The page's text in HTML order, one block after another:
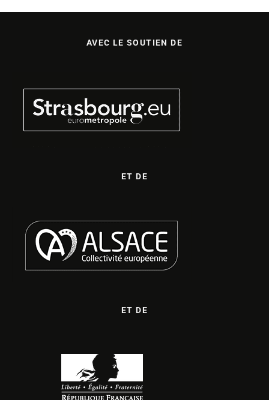
AVEC LE SOUTIEN DE
ET DE
ET DE